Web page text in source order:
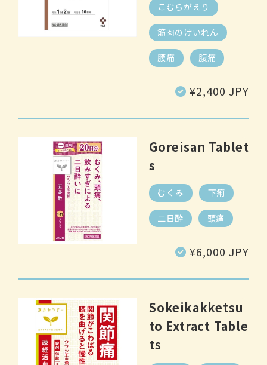
こむらがえり
筋肉のけいれん
腰痛 腹痛
Regular
¥2,400 JPY
Goreisan Tablet
s
むくみ 下痢
二日酔 頭痛
Regular
¥6,000 JPY
Sokeikakketsu
to Extract Table
ts